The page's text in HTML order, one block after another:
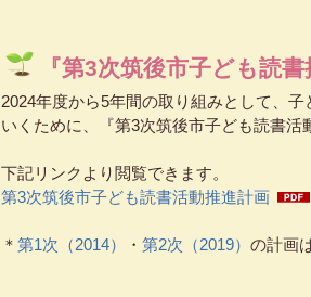
『第3次筑後市子ども読
2024年度から5年間の取り組みとして、
いくために、『第3次筑後市子ども読書活
下記リンクより閲覧できます。
第3次筑後市子ども読書活動推進計画
＊ 第1次（2014） ・ 第2次（2019） の計画